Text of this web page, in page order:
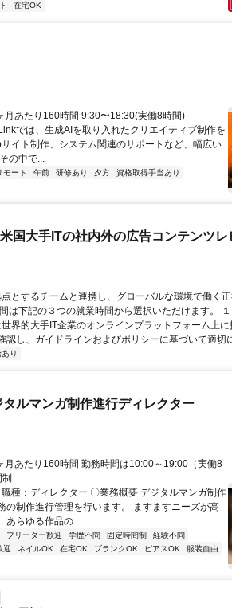
在宅OK
月あたり160時間 9:30〜18:30(実働8時間)
では、生成AIを取り入れたクリエイティブ制作を
イト制作、システム関連のサポートなど、幅広い
の中で...
モート 午前 研修あり 夕方
資格取得手当あり
国大手ITの社内外の広告コンテンツ
とするチームと連携し、グローバルな環境で働く
は下記の３つの就業時間から選択いただけます。
界的大手IT企業のオンラインプラットフォーム上
認し、ガイドラインおよびポリシーに基づいて適切
り
ルマンガ制作進行ディレクター
月あたり160時間 勤務時間は10:00～19:00（実働8
種：ディレクター 〇業務概要 デジタルマンガ制作
の制作進行管理を行います。 ますますニーズが高
あらゆる作品の...
フリーター歓迎 学歴不問 固定時間制
経験不問
迎 ネイルOK 在宅OK ブランクOK ピアスOK
服装自由